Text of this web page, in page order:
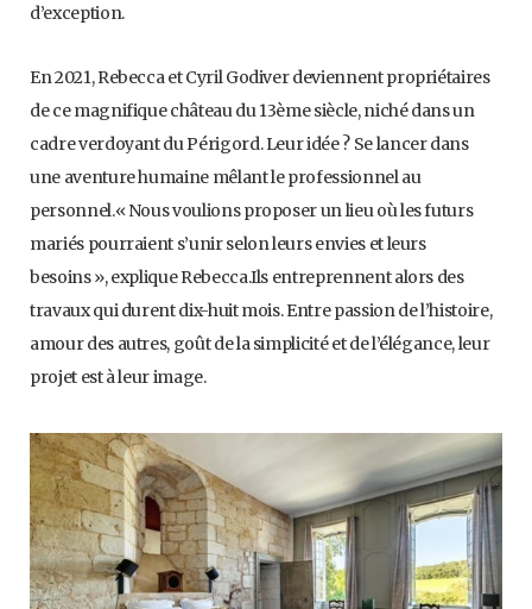
d’exception.
En 2021, Rebecca et Cyril Godiver deviennent propriétaires
de ce magnifique château du 13ème siècle, niché dans un
cadre verdoyant du Périgord. Leur idée ? Se lancer dans
une aventure humaine mêlant le professionnel au
personnel.« Nous voulions proposer un lieu où les futurs
mariés pourraient s’unir selon leurs envies et leurs
besoins », explique Rebecca.Ils entreprennent alors des
travaux qui durent dix-huit mois. Entre passion de l’histoire,
amour des autres, goût de la simplicité et de l’élégance, leur
projet est à leur image.